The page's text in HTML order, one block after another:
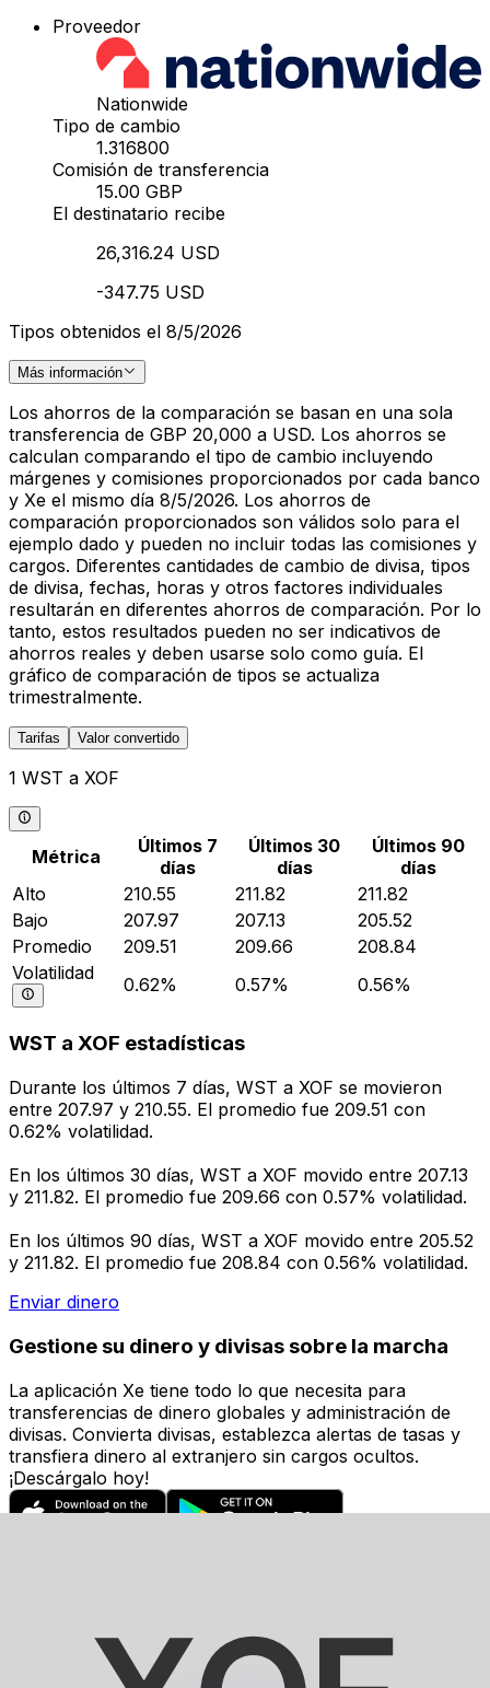
Proveedor
Nationwide
Tipo de cambio
1.316800
Comisión de transferencia
15.00 GBP
El destinatario recibe
26,316.24 USD
-347.75 USD
Tipos obtenidos el 8/5/2026
Más información
Los ahorros de la comparación se basan en una sola
transferencia de GBP 20,000 a USD. Los ahorros se
calculan comparando el tipo de cambio incluyendo
márgenes y comisiones proporcionados por cada banco
y Xe el mismo día 8/5/2026. Los ahorros de
comparación proporcionados son válidos solo para el
ejemplo dado y pueden no incluir todas las comisiones y
cargos. Diferentes cantidades de cambio de divisa, tipos
de divisa, fechas, horas y otros factores individuales
resultarán en diferentes ahorros de comparación. Por lo
tanto, estos resultados pueden no ser indicativos de
ahorros reales y deben usarse solo como guía. El
gráfico de comparación de tipos se actualiza
trimestralmente.
Tarifas Valor convertido
1 WST a XOF
Métrica
Últimos 7
días
Últimos 30
días
Últimos 90
días
Alto
210.55 211.82
211.82
Bajo
207.97 207.13
205.52
Promedio
209.51 209.66
208.84
Volatilidad
0.62% 0.57% 0.56%
WST a XOF estadísticas
Durante los últimos 7 días, WST a XOF se movieron
entre 207.97 y 210.55. El promedio fue 209.51 con
0.62% volatilidad.
En los últimos 30 días, WST a XOF movido entre 207.13
y 211.82. El promedio fue 209.66 con 0.57% volatilidad.
En los últimos 90 días, WST a XOF movido entre 205.52
y 211.82. El promedio fue 208.84 con 0.56% volatilidad.
Enviar dinero
Gestione su dinero y divisas sobre la marcha
La aplicación Xe tiene todo lo que necesita para
transferencias de dinero globales y administración de
divisas. Convierta divisas, establezca alertas de tasas y
transfiera dinero al extranjero sin cargos ocultos.
¡Descárgalo hoy!